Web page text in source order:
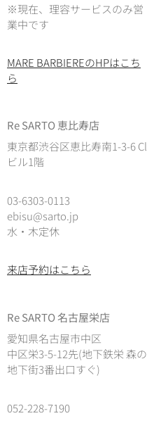
※現在、理容サービスのみ営
業中です
MARE BARBIEREのHPはこち
ら
Re SARTO 恵比寿店
東京都渋谷区恵比寿南1-3-6 Cl
ビル1階
03-6303-0113
ebisu@sarto.jp
水・木定休
来店予約はこちら
Re SARTO 名古屋栄店
愛知県名古屋市中区
中区栄3-5-12先(地下鉄栄 森の
地下街3番出口すぐ)
052-228-7190